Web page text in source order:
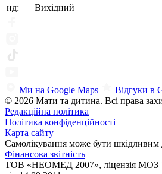
нд:
Вихідний
Ми на Google Maps
Відгуки в
© 2026 Мати та дитина. Всі права
Редакційна політика
Політика конфіденційності
Карта сайту
Самолікування може бути шкідливим
Фінансова звітність
ТОВ «НЕОМЕД 2007», ліцензія МОЗ